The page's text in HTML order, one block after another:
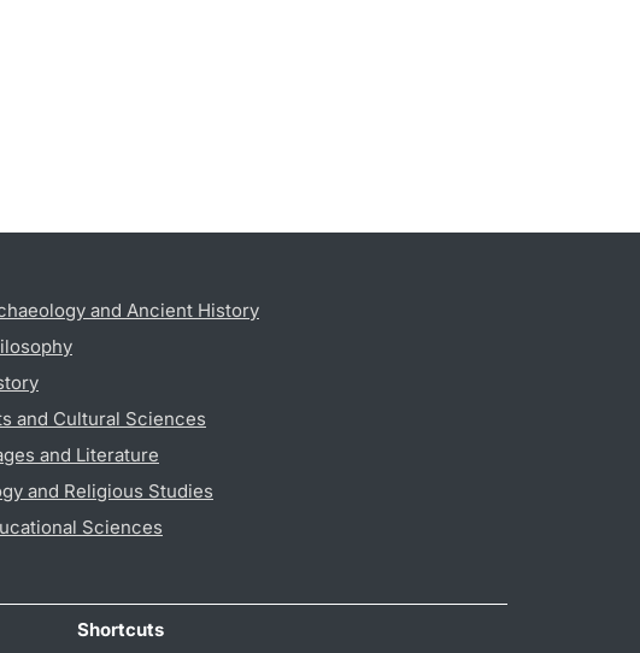
and Ancient History
and Cultural Sciences
and Literature
and Religious Studies
Sciences
Shortcuts